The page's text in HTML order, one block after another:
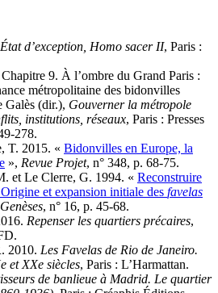
État d’exception, Homo sacer II, Paris :
9. À l’ombre du Grand Paris :
métropolitaine des bidonvilles
Galès (dir.), Gouverner la métropole
institutions, réseaux, Paris : Presses
278.
T. 2015. « Bidonvilles en Europe, la
», Revue Projet, n° 348, p. 68-75.
et Le Clerre, G. 1994. « Reconstruire
et expansion initiale des favelas
Genèses, n° 16, p. 45-68.
Repenser les quartiers précaires,
2010. Les Favelas de Rio de Janeiro.
et XXe siècles, Paris : L’Harmattan.
de banlieue à Madrid. Le quartier